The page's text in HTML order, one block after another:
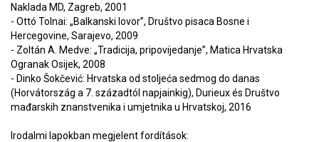
Naklada MD, Zagreb, 2001
- Ottó Tolnai: „Balkanski lovor”, Društvo pisaca Bosne i
Hercegovine, Sarajevo, 2009
- Zoltán A. Medve: „Tradicija, pripovijedanje”, Matica Hrvatska
Ogranak Osijek, 2008
- Dinko Šokčević: Hrvatska od stoljeća sedmog do danas
(Horvátország a 7. századtól napjainkig), Durieux és Društvo
mađarskih znanstvenika i umjetnika u Hrvatskoj, 2016
Irodalmi lapokban megjelent fordítások: